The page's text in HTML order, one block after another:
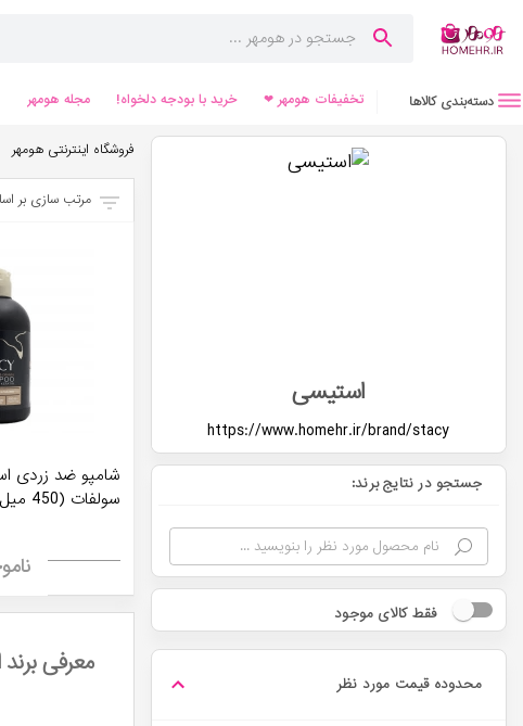
دسته‌بندی کالاها تخفیفات هومهر ❤ خرید با بودجه دلخواه! مجله هومهر
استیسی
https://www.homehr.ir/brand/stacy
جستجو در نتایج برند:
فقط کالای موجود
محدوده قیمت مورد نظر
فروشگاه اینترنتی هومهر
مرتب سازی بر
شامپو ضد زردی
سولفات (450 میل)
معرفی